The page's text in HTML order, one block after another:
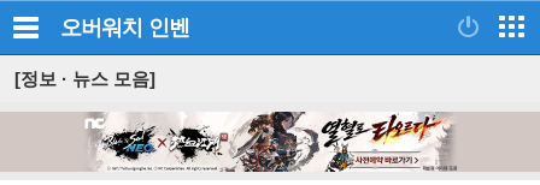
오버워치 인벤
[정보 · 뉴스 모음]